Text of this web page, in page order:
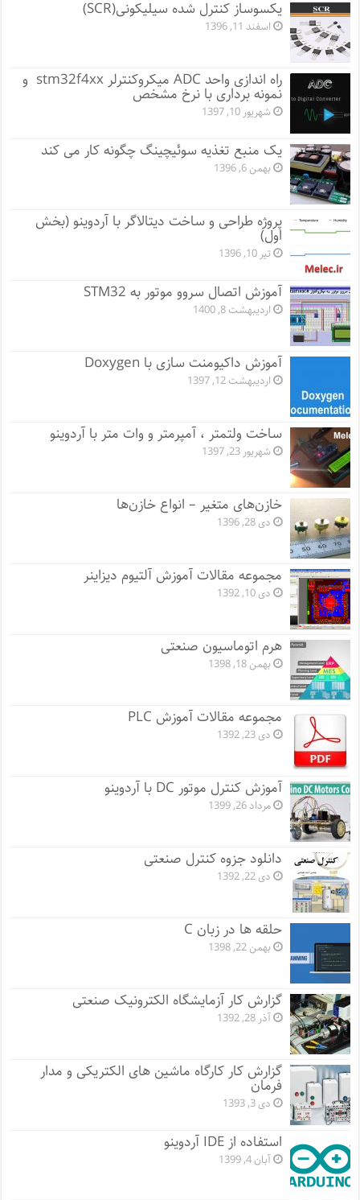
یکسوساز کنترل شده سیلیکونی(SCR)
اسفند 11, 1396
راه اندازی واحد ADC میکروکنترلر stm32f4xx و
نمونه برداری با نرخ مشخص
شهریور 10, 1397
یک منبع تغذیه سوئیچینگ چگونه کار می کند
بهمن 6, 1396
پروژه طراحی و ساخت دیتالاگر با آردوینو (بخش
اول)
تیر 10, 1396
آموزش اتصال سروو موتور به STM32
اردیبهشت 8, 1400
آموزش داکیومنت سازی با Doxygen
اردیبهشت 12, 1397
ساخت ولتمتر ، آمپرمتر و وات متر با آردوینو
شهریور 23, 1397
خازن‌های متغیر – انواع خازن‌ها
دی 28, 1396
مجموعه مقالات آموزش آلتیوم دیزاینر
دی 10, 1392
هرم اتوماسیون صنعتی
بهمن 18, 1398
مجموعه مقالات آموزش PLC
دی 23, 1392
آموزش کنترل موتور DC با آردوینو
مرداد 26, 1399
دانلود جزوه کنترل صنعتی
دی 22, 1392
حلقه ها در زبان C
بهمن 22, 1398
گزارش کار آزمایشگاه الکترونیک صنعتی
آذر 28, 1392
گزارش کار کارگاه ماشین های الکتریکی و مدار
فرمان
دی 3, 1393
استفاده از IDE آردوینو
آبان 4, 1399